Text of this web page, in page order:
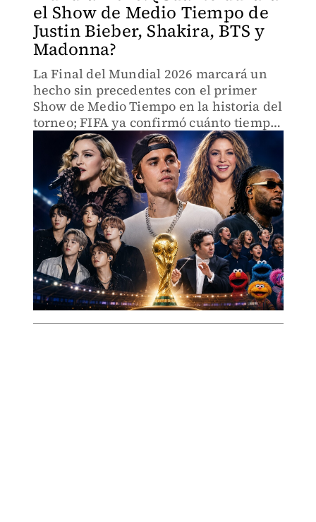
el Show de Medio Tiempo de
Justin Bieber, Shakira, BTS y
Madonna?
La Final del Mundial 2026 marcará un
hecho sin precedentes con el primer
Show de Medio Tiempo en la historia del
torneo; FIFA ya confirmó cuánto tiempo
durará el espectáculo.